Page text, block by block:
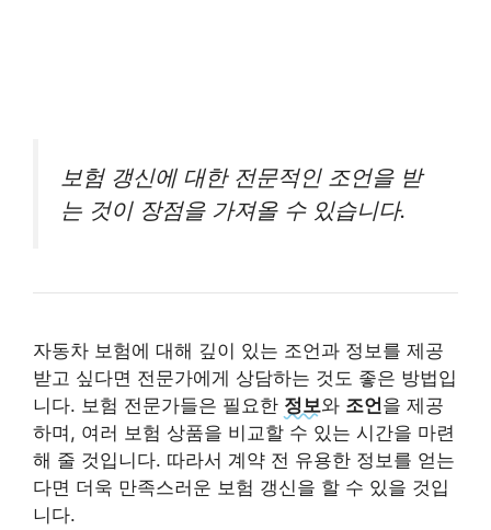
보험 갱신에 대한 전문적인 조언을 받
는 것이 장점을 가져올 수 있습니다.
자동차 보험에 대해 깊이 있는 조언과 정보를 제공
받고 싶다면 전문가에게 상담하는 것도 좋은 방법입
니다. 보험 전문가들은 필요한 정보와 조언을 제공
하며, 여러 보험 상품을 비교할 수 있는 시간을 마련
해 줄 것입니다. 따라서 계약 전 유용한 정보를 얻는
다면 더욱 만족스러운 보험 갱신을 할 수 있을 것입
니다.